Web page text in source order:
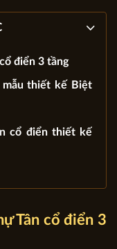
điển 3 tầng
mẫu thiết kế Biệt
cổ điển thiết kế
Tân cổ điển 3